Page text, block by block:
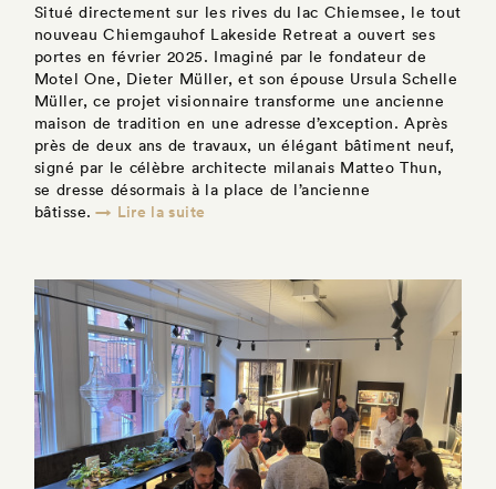
Situé directement sur les rives du lac Chiemsee, le tout
nouveau Chiemgauhof Lakeside Retreat a ouvert ses
portes en février 2025. Imaginé par le fondateur de
Motel One, Dieter Müller, et son épouse Ursula Schelle
Müller, ce projet visionnaire transforme une ancienne
maison de tradition en une adresse d’exception. Après
près de deux ans de travaux, un élégant bâtiment neuf,
signé par le célèbre architecte milanais Matteo Thun,
se dresse désormais à la place de l’ancienne
bâtisse. → Lire la suite